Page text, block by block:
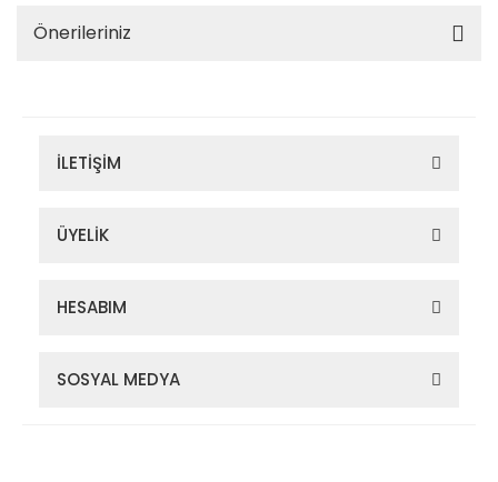
Önerileriniz
İLETİŞİM
ÜYELİK
HESABIM
SOSYAL MEDYA